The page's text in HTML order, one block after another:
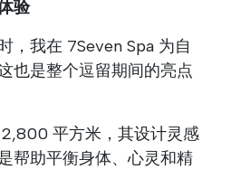
验
，我在 7Seven Spa 为自
也是整个逗留期间的亮点
平方米，其设计灵感
帮助平衡身体、心灵和精